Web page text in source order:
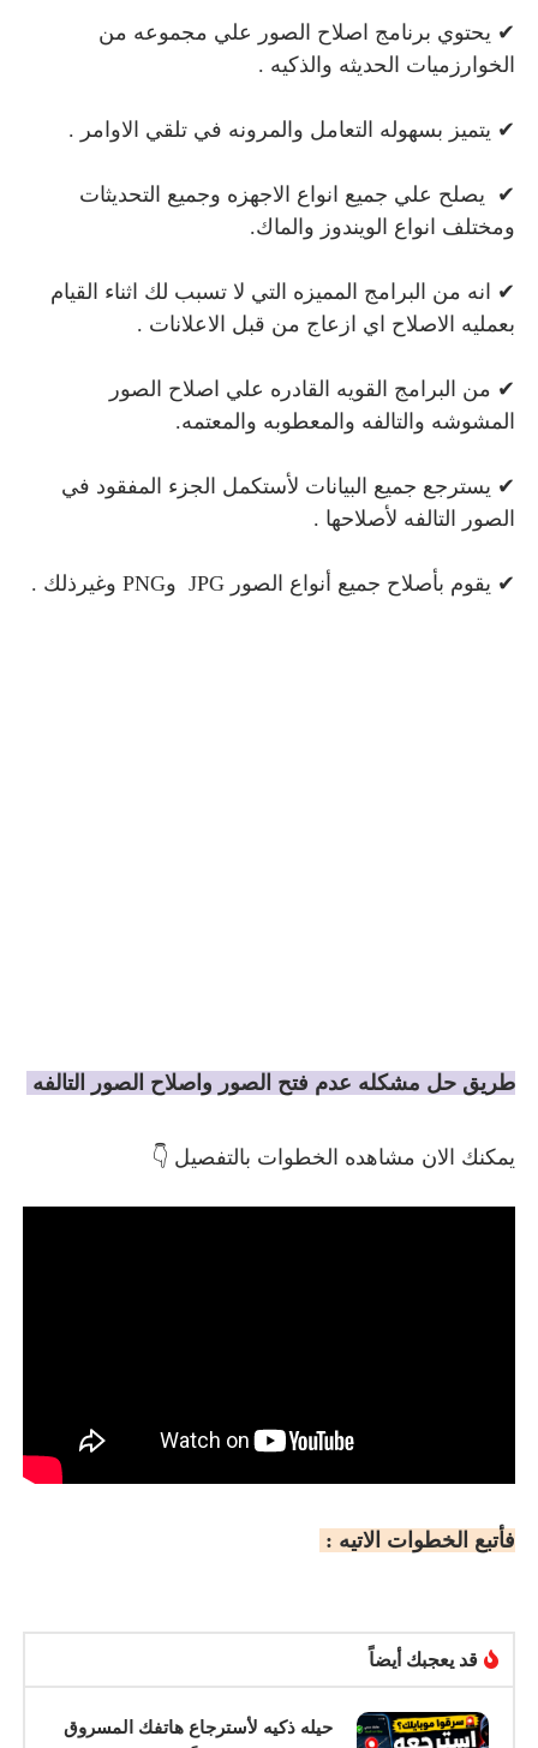
✔ يحتوي برنامج اصلاح الصور علي مجموعه من
الخوارزميات الحديثه والذكيه .
✔ يتميز بسهوله التعامل والمرونه في تلقي الاوامر .
✔ يصلح علي جميع انواع الاجهزه وجميع التحديثات
ومختلف انواع الويندوز والماك.
✔ انه من البرامج المميزه التي لا تسبب لك اثناء القيام
بعمليه الاصلاح اي ازعاج من قبل الاعلانات .
✔ من البرامج القويه القادره علي اصلاح الصور
المشوشه والتالفه والمعطوبه والمعتمه.
✔ يسترجع جميع البيانات لأستكمل الجزء المفقود في
الصور التالفه لأصلاحها .
✔ يقوم بأصلاح جميع أنواع الصور JPG وPNG وغيرذلك .
طريق حل مشكله عدم فتح الصور واصلاح الصور التالفه
يمكنك الان مشاهده الخطوات بالتفصيل 👇
فأتبع الخطوات الاتيه :
قد يعجبك أيضاً
حيله ذكيه لأسترجاع هاتفك المسروق